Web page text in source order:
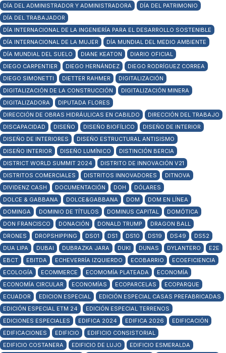
DÍA DEL ADMINISTRADOR Y ADMINISTRADORA
DÍA DEL PATRIMONIO
DÍA DEL TRABAJADOR
DÍA INTERNACIONAL DE LA INGENIERÍA PARA EL DESARROLLO SOSTENIBLE
DÍA INTERNACIONAL DE LA MUJER
DÍA MUNDIAL DEL MEDIO AMBIENTE
DÍA MUNDIAL DEL SUELO
DIANE KEATON
DIARIO OFICIAL
DIEGO CARPENTIER
DIEGO HERNÁNDEZ
DIEGO RODRÍGUEZ CORREA
DIEGO SIMONETTI
DIETTER RAHMER
DIGITALIZACIÓN
DIGITALIZACIÓN DE LA CONSTRUCCIÓN
DIGITALIZACIÓN MINERA
DIGITALIZADORA
DIPUTADA FLORES
DIRECCIÓN DE OBRAS HIDRÁULICAS EN CABILDO
DIRECCIÓN DEL TRABAJO
DISCAPACIDAD
DISEÑO DISEÑO BIOFÍLICO
DISEÑO DE INTERIOR
DISEÑO DE INTERIORES
DISEÑO ESTRUCTURAL ANTISISMO
DISEÑO INTERIOR
DISEÑO LUMÍNICO
DISTINCIÓN BERCIA
DISTRICT WORLD SUMMIT 2024
DISTRITO DE INNOVACIÓN V21
DISTRITOS COMERCIALES
DISTRITOS INNOVADORES
DITNOVA
DIVIDENZ CASH
DOCUMENTACIÓN DOH
DÓLARES
DOLCE & GABBANA
DOLCE&GABBANA DOM
DOM EN LÍNEA
DOMINGA
DOMINIO DE TÍTULOS DOMINUS CAPITAL
DOMÓTICA
DON FRANCISCO
DONACIÓN DONALD TRUMP
DRAGON BALL
DRONES
DROPSHIPPING DS01 DS1 DS10 DS19 DS49
DS52
DUA LIPA
DUBAI DUBRAZKA JARA DUKI DUNAS DYLANTERO
E2E
EBCT
EBITDA ECHEVERRÍA IZQUIERDO ECOBARRIO
ECOEFICIENCIA
ECOLOGÍA
ECOMMERCE ECOMOMÍA PLATEADA
ECONOMÍA
ECONOMÍA CIRCULAR
ECONOMÍAS ECOPARCELAS
ECOPARQUE
ECUADOR
EDICION ESPECIAL
EDICIÓN ESPECIAL CASAS PREFABRICADAS
EDICIÓN ESPECIAL ETM 24
EDICIÓN ESPECIAL TERRENOS
EDICIONES ESPECIALES
EDIFICA 2024 EDIFICA 2026
EDIFICACIÓN
EDIFICACIONES
EDIFICIO
EDIFICIO CONSISTORIAL
EDIFICIO COSTANERA
EDIFICIO DE LUJO
EDIFICIO ESMERALDA